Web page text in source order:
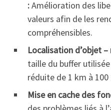
:Amélioration des
valeurs afin de les
compréhensibles.
Localisation d’objet
taille du buffer
réduite de 1 km à 100
Mise en cache des